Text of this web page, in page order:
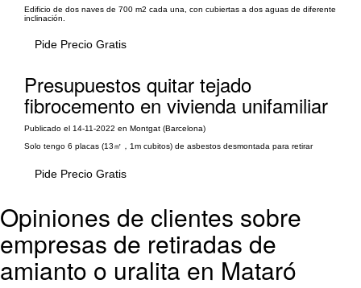
Edificio de dos naves de 700 m2 cada una, con cubiertas a dos aguas de diferente
inclinación.
Pide Precio Gratis
Presupuestos quitar tejado
fibrocemento en vivienda unifamiliar
Publicado el 14-11-2022 en Montgat (Barcelona)
Solo tengo 6 placas (13㎡，1m cubitos) de asbestos desmontada para retirar
Pide Precio Gratis
Opiniones de clientes sobre
empresas de retiradas de
amianto o uralita en Mataró